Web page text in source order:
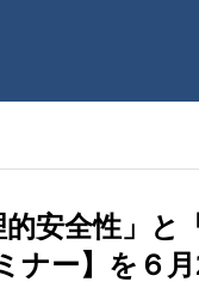
安全性」と
ナー】を６